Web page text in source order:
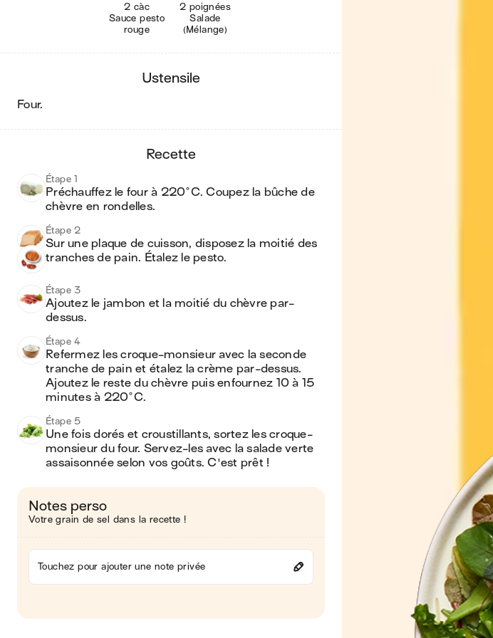
2 càc
Sauce pesto
rouge
2 poignées
Salade
(Mélange)
ustensile
four.
recette
Étape 1
Préchauffez le four à 220°C. Coupez la bûche de
chèvre en rondelles.
Étape 2
Sur une plaque de cuisson, disposez la moitié des
tranches de pain. Étalez le pesto.
Étape 3
Ajoutez le jambon et la moitié du chèvre par-
dessus.
Étape 4
Refermez les croque-monsieur avec la seconde
tranche de pain et étalez la crème par-dessus.
Ajoutez le reste du chèvre puis enfournez 10 à 15
minutes à 220°C.
Étape 5
Une fois dorés et croustillants, sortez les croque-
monsieur du four. Servez-les avec la salade verte
assaisonnée selon vos goûts. C'est prêt !
Notes perso
Votre grain de sel dans la recette !
Touchez pour ajouter une note privée